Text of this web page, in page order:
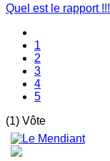
Quel est le rapport !!!
1
2
3
4
5
(1) Vôte